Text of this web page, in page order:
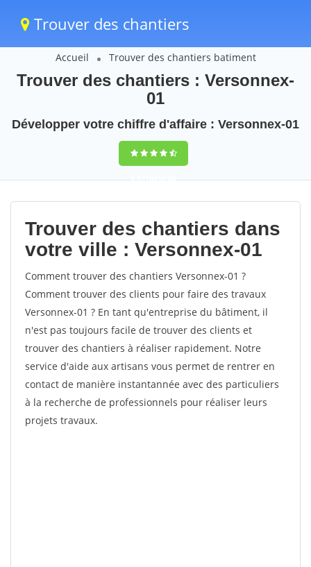
Trouver des chantiers
Accueil Trouver des chantiers batiment
Trouver des chantiers : Versonnex-
01
Développer votre chiffre d'affaire : Versonnex-01
9,5(100%)66
votes
Trouver des chantiers dans
votre ville : Versonnex-01
Comment trouver des chantiers Versonnex-01 ?
Comment trouver des clients pour faire des travaux
Versonnex-01 ? En tant qu'entreprise du bâtiment, il
n'est pas toujours facile de trouver des clients et
trouver des chantiers à réaliser rapidement. Notre
service d'aide aux artisans vous permet de rentrer en
contact de manière instantannée avec des particuliers
à la recherche de professionnels pour réaliser leurs
projets travaux.